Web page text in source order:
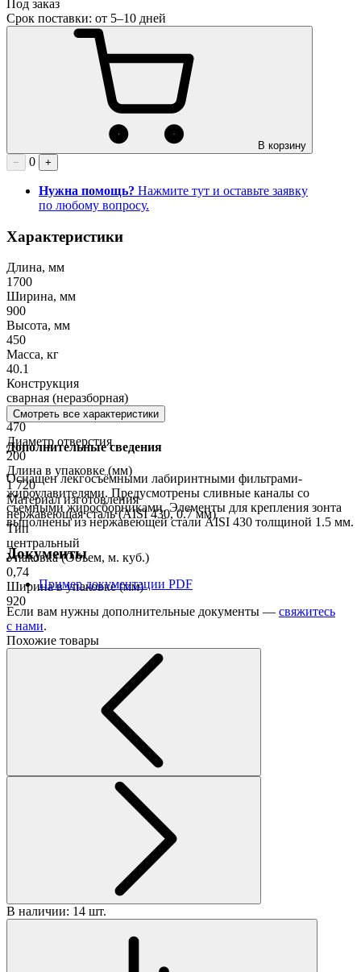
Под заказ
Срок поставки: от 5–10 дней
В корзину
−
0 +
Нужна помощь? Нажмите тут и оставьте заявку
по любому вопросу.
Характеристики
Длина, мм
1700
Ширина, мм
900
Высота, мм
450
Масса, кг
40.1
Конструкция
сварная (неразборная)
Высота в упаковке (мм)
470
Диаметр отверстия
200
Длина в упаковке (мм)
1 720
Материал изготовления
нержавеющая сталь (AISI 430, 0.7 мм)
Тип
центральный
Упаковка (Объем, м. куб.)
0,74
Ширина в упаковке (мм)
920
Смотреть все характеристики
Дополнительные сведения
Оснащен лекгосъёмными лабиринтными фильтрами-
жироулавителями. Предусмотрены сливные каналы со
съемными жиросборниками. Элементы для крепления зонта
выполнены из нержавеющей стали AISI 430 толщиной 1.5 мм.
Документы
Пример документации PDF
Если вам нужны дополнительные документы — свяжитесь
с нами.
Похожие товары
В наличии: 14 шт.